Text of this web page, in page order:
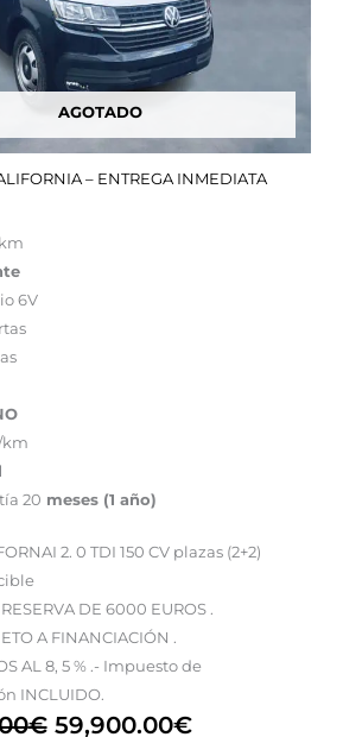
AGOTADO
– ENTREGA INMEDIATA
6V
km
20 meses (1 año)
2. 0 TDI 150 CV plazas (2+2)
DE 6000 EUROS .
A FINANCIACIÓN .
AL 8, 5 % .- Impuesto de
INCLUIDO.
€ 59,900.00€